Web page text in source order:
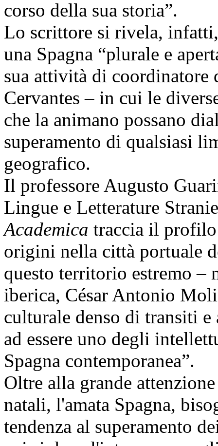
corso della sua storia”.
Lo scrittore si rivela,
una Spagna “plurale e
sua attività di
Cervantes – in cui le
che la animano possano
superamento di qualsiasi
geografico.
Il professore Augusto
Lingue e Letterature
Academica traccia il profilo
origini nella città portuale
questo territorio estremo –
iberica, César Antonio
culturale denso di transiti
ad essere uno degli
Spagna contemporanea”.
Oltre alla grande
natali, l'amata Spagna,
tendenza al superamento